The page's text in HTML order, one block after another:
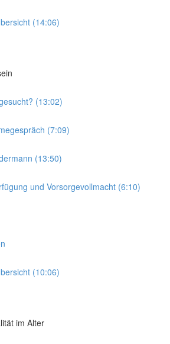
(14:06)
(13:02)
(7:09)
(13:50)
und Vorsorgevollmacht (6:10)
(10:06)
im Alter